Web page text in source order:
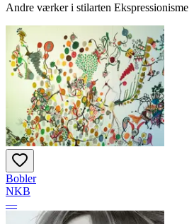
Andre værker i stilarten Ekspressionisme
Bobler
NKB
—